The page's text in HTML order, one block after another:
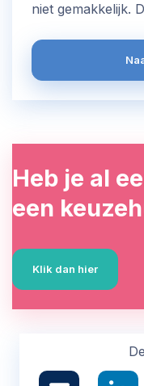
niet gemakkelijk.
Heb je al
een
Klik dan hier